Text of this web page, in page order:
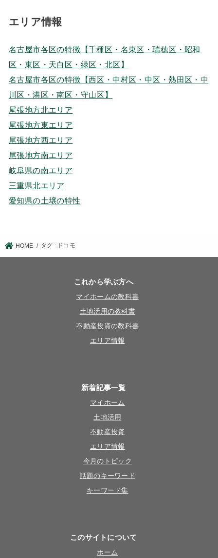
エリア情報
名古屋市各区の特徴【千種区・名東区・瑞穂区・昭和
区・東区・天白区・緑区・北区】
名古屋市各区の特徴【西区・中村区・中区・熱田区・中
川区・港区・南区・守山区】
尾張地方北エリア
尾張地方東エリア
尾張地方西エリア
尾張地方南エリア
岐阜県の南エリア
三重県北エリア
愛知県の土壌の特性
HOME タグ : ドコモ
これから学ぶ方へ
マイホームの教科書
土地活用の教科書
不動産投資の教科書
エリア情報
新着記事一覧
マイホーム
土地活用
不動産投資
エリア情報
今月のトピック
話題のキーワード
キーワード集
このサイトについて
ホーム